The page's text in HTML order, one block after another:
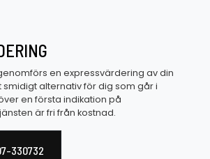
en expressvärdering av din
smidigt alternativ för dig som går i
en första indikation på
är fri från kostnad.
330732